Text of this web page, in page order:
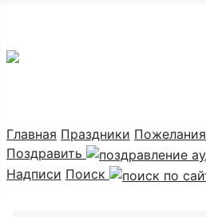
Главная Праздники Пожелания
Поздравить
Надписи Поиск